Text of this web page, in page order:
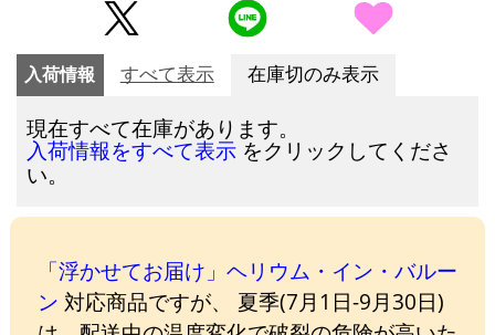
入荷情報 すべて表示 在庫切のみ表示
現在すべて在庫があります。
入荷情報をすべて表示 をクリックしてくださ
い。
「浮かせてお届け」ヘリウム・イン・バルー
ン 対応商品ですが、 夏季(7月1日-9月30日)